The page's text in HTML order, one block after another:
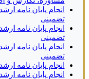
انجام پایان نامه
تضمینی
انجام پایان نامه
تضمینی
انجام پایان نامه
تضمینی
انجام پایان نامه
انجام پایان نامه